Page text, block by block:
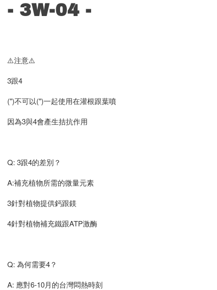
- 3W-04 -
⚠️注意⚠️
3跟4
(")不可以(")一起使用在灌根跟葉噴
因為3與4會產生拮抗作用
Q: 3跟4的差別？
A:補充植物所需的微量元素
3針對植物提供鈣跟鎂
4針對植物補充鐵跟ATP激酶
Q: 為何需要4？
A: 應對6-10月的台灣悶熱時刻